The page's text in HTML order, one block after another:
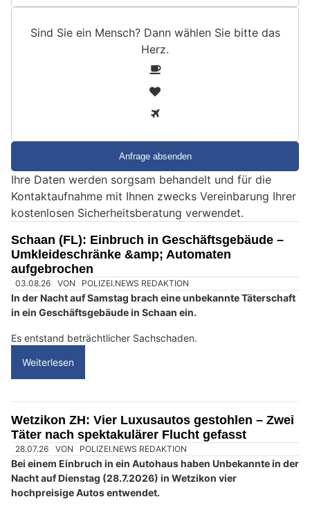
Sind Sie ein Mensch? Dann wählen Sie bitte das
Herz.
e
i
n
e
n
s
c
h
D
a
n
w
ä
h
l
e
n
Ihre Daten werden sorgsam behandelt und für die
Kontaktaufnahme mit Ihnen zwecks Vereinbarung Ihrer
kostenlosen Sicherheitsberatung verwendet.
Schaan (FL): Einbruch in Geschäftsgebäude –
Umkleideschränke &amp; Automaten
aufgebrochen
03.08.26 VON POLIZEI.NEWS REDAKTION
In der Nacht auf Samstag brach eine unbekannte Täterschaft